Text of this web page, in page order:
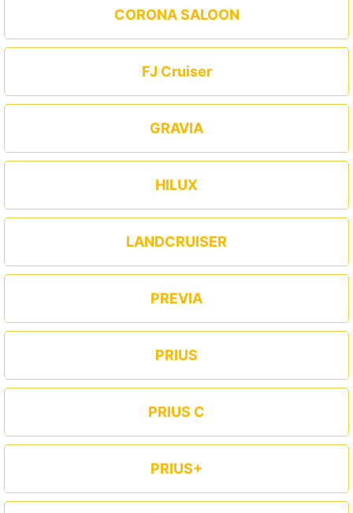
CORONA SALOON
FJ Cruiser
GRAVIA
HILUX
LANDCRUISER
PREVIA
PRIUS
PRIUS C
PRIUS+